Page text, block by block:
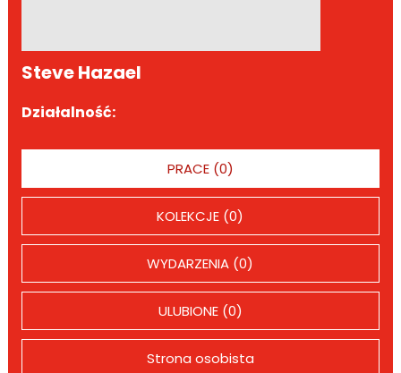
Steve Hazael
Działalność:
PRACE (0)
KOLEKCJE (0)
WYDARZENIA (0)
ULUBIONE (0)
Strona osobista